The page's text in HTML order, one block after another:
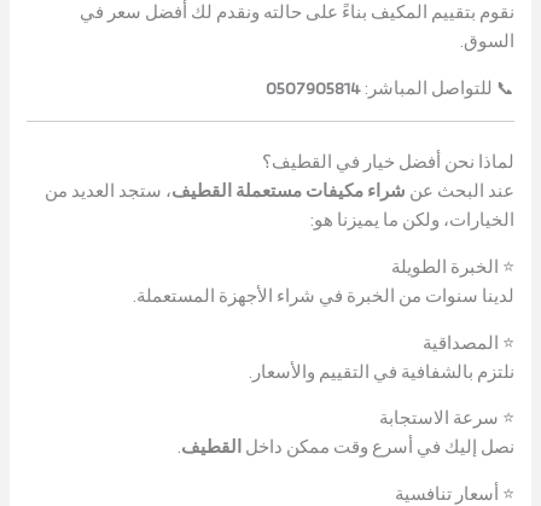
نقوم بتقييم المكيف بناءً على حالته ونقدم لك أفضل سعر في
السوق.
📞 للتواصل المباشر:0507905814
لماذا نحن أفضل خيار في القطيف؟
عند البحث عن شراء مكيفات مستعملة القطيف، ستجد العديد من
الخيارات، ولكن ما يميزنا هو:
⭐ الخبرة الطويلة
لدينا سنوات من الخبرة في شراء الأجهزة المستعملة.
⭐ المصداقية
نلتزم بالشفافية في التقييم والأسعار.
⭐ سرعة الاستجابة
نصل إليك في أسرع وقت ممكن داخل القطيف.
⭐ أسعار تنافسية